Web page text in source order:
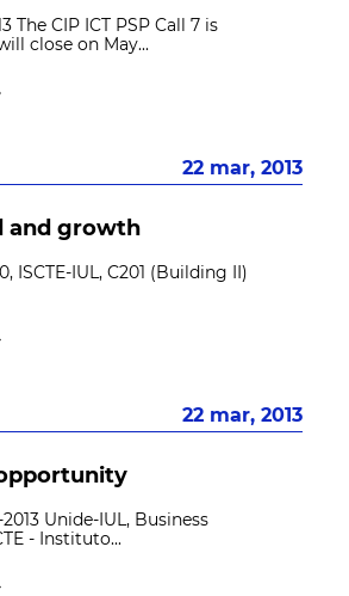
The CIP ICT PSP Call 7 is
close on May...
22 mar, 2013
and growth
ISCTE-IUL, C201 (Building II)
22 mar, 2013
2013 Unide-IUL, Business
- Instituto...